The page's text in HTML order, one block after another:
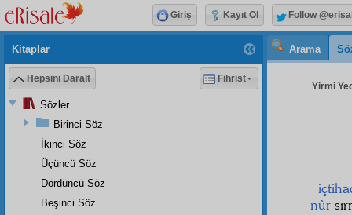
Arama
Yirmi
nûr
Kitaplar
Hepsini Daralt Fihrist
Sözler
Birinci Söz
İkinci Söz
Üçüncü Söz
Dördüncü Söz
Beşinci Söz
Giriş Kayıt Ol Follow